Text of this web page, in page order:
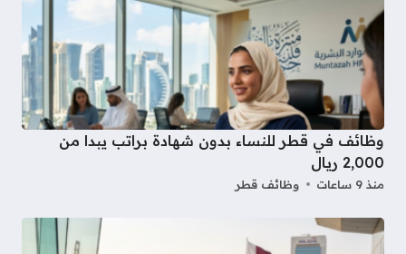
وظائف في قطر للنساء بدون شهادة براتب يبدا من
2,000 ريال
منذ 9 ساعات وظائف قطر